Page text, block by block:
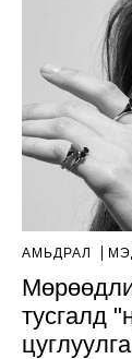
АМЬДРАЛ
тусгалд
цуглуулга